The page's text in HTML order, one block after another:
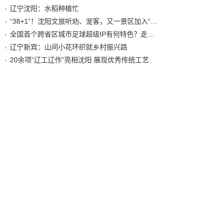
辽宁沈阳：水稻种植忙
辽宁新宾：山间小花环织就乡村振兴路
20余项“辽工辽作”亮相沈阳 展现优秀传统工艺